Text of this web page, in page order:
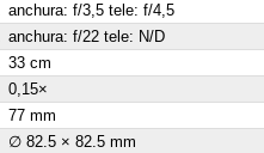
anchura: f/3,5 tele: f/4,5
anchura: f/22 tele: N/D
33 cm
0,15×
77 mm
∅ 82.5 × 82.5 mm